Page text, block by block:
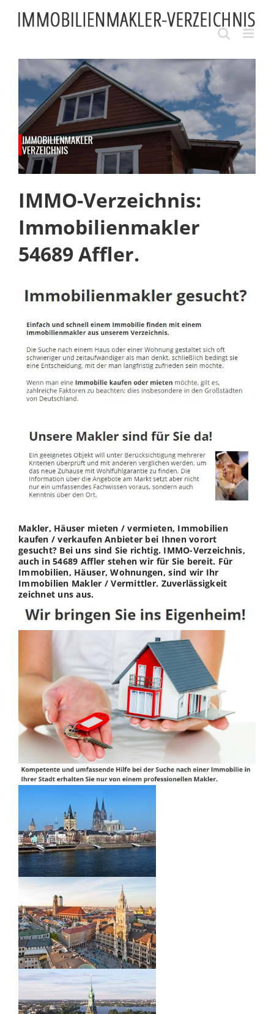
content
IMMO-Verzeichnis:
Immobilienmakler
54689 Affler.
Makler, Häuser mieten / vermieten, Immobilien
kaufen / verkaufen Anbieter bei Ihnen vorort
gesucht? Bei uns sind Sie richtig. IMMO-Verzeichnis,
auch in 54689 Affler stehen wir für Sie bereit. Für
Immobilien, Häuser, Wohnungen, sind wir Ihr
Immobilien Makler / Vermittler. Zuverlässigkeit
zeichnet uns aus.